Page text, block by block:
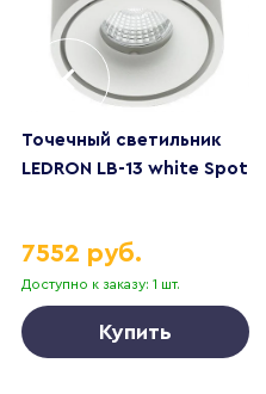
Точечный светильник
LEDRON LB-13 white Spot
Доступно к заказу: 1 шт.
7552 руб.
Купить